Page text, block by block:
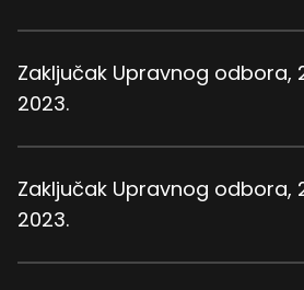
Zaključak Upravnog odbora,
2023.
Zaključak Upravnog odbora,
2023.